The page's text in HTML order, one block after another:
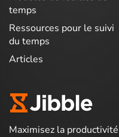
temps
Ressources pour le suivi
du temps
Articles
Maximisez la